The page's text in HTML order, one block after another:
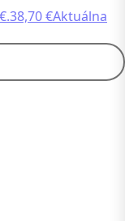
38,70€Aktuálna